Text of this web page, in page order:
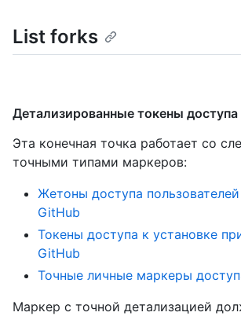
List forks
Детализированные токены
Эта конечная точка работает со
точными типами маркеров:
Жетоны доступа
GitHub
Токены доступа к установке
GitHub
Точные личные маркеры
Маркер с точной детализацией